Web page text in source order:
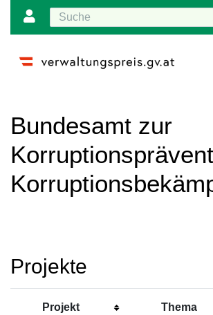
Bundesamt zur
Projekte
Projekt Thema